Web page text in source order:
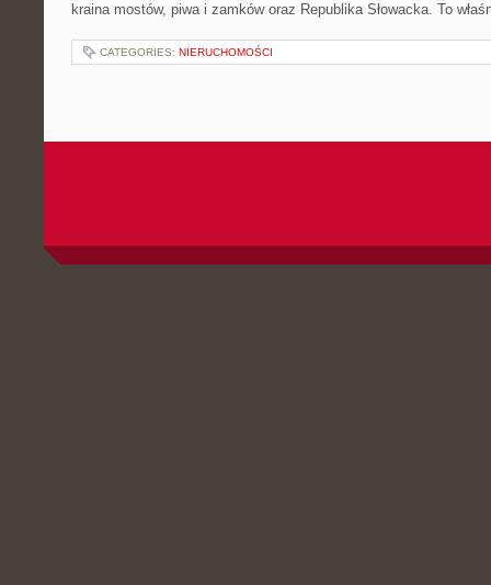
kraina mostów, piwa i zamków oraz Republika Słowacka. To
CATEGORIES: NIERUCHOMOŚCI